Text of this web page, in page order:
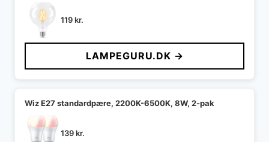
119kr.
LAMPEGURU.DK →
Wiz E27 standardpære, 2200K-6500K, 8W, 2-pak
139kr.